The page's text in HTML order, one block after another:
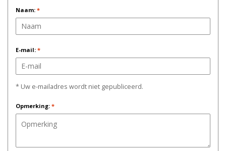
Naam: *
E-mail: *
* Uw e-mailadres wordt niet gepubliceerd.
Opmerking: *